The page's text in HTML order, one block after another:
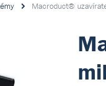
Macroduct®